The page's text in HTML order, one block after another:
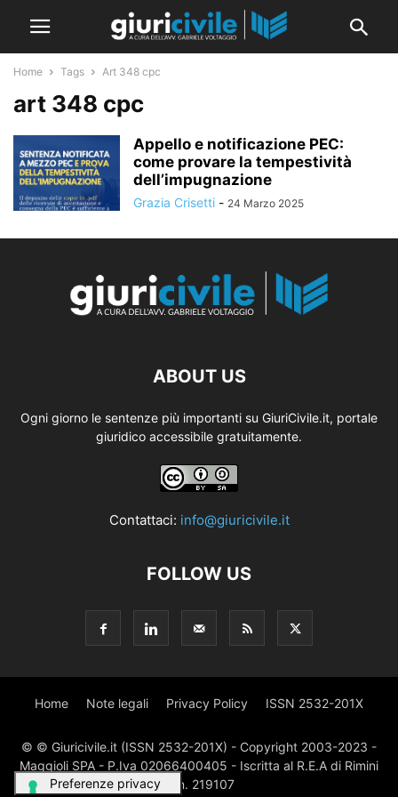
Home Tags Art 348 cpc
art 348 cpc
Appello e notificazione PEC:
come provare la tempestività
dell’impugnazione
Grazia Crisetti - 24 Marzo 2025
ABOUT US
Ogni giorno le sentenze più importanti su GiuriCivile.it, portale
giuridico accessibile gratuitamente.
Contattaci: info@giuricivile.it
FOLLOW US
Home Note legali Privacy Policy ISSN 2532-201X
© © Giuricivile.it (ISSN 2532-201X) - Copyright 2003-2023 -
Maggioli SPA - P.Iva 02066400405 - Iscritta al R.E.A di Rimini
al n. 219107